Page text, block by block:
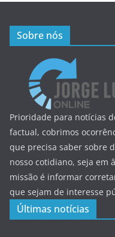
Sobre nós
Prioridade para notícias
factual, cobrimos
que precisa saber sobre
nosso cotidiano, seja em
missão é informar
que sejam de interesse
Últimas notícias